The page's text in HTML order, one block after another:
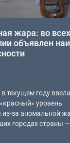
жара: во
объявлен
текущем году ввела
уровень
из-за аномальной
городах страны